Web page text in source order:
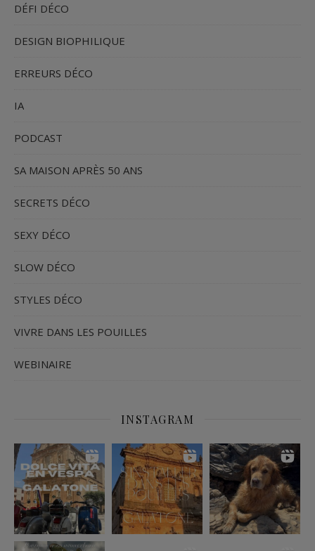
DÉFI DÉCO
DESIGN BIOPHILIQUE
ERREURS DÉCO
IA
PODCAST
SA MAISON APRÈS 50 ANS
SECRETS DÉCO
SEXY DÉCO
SLOW DÉCO
STYLES DÉCO
VIVRE DANS LES POUILLES
WEBINAIRE
INSTAGRAM